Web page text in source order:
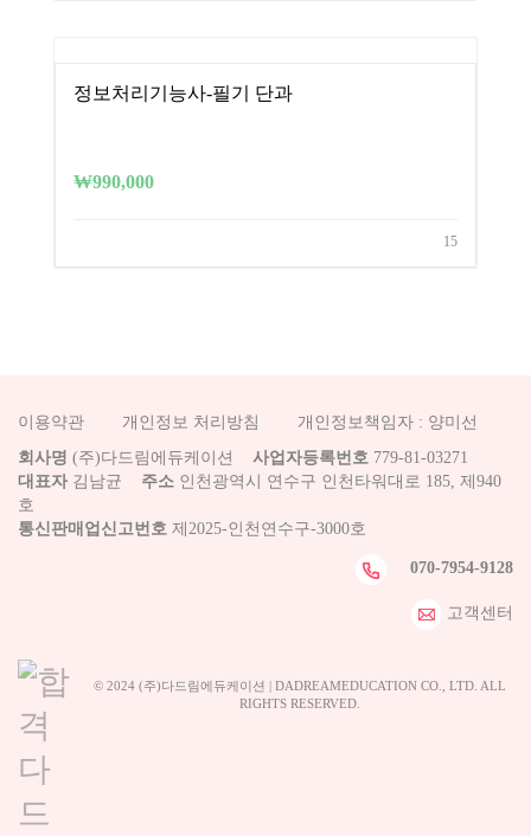
정보처리기능사-필기 단과
₩990,000
15
이용약관 개인정보 처리방침
개인정보책임자 : 양미선
회사명 (주)다드림에듀케이션 사업자등록번호 779-81-03271
대표자 김남균 주소 인천광역시 연수구 인천타워대로 185, 제940
호
통신판매업신고번호 제2025-인천연수구-3000호
070-7954-9128
고객센터
© 2024 (주)다드림에듀케이션 | DADREAMEDUCATION CO., LTD. ALL
RIGHTS RESERVED.